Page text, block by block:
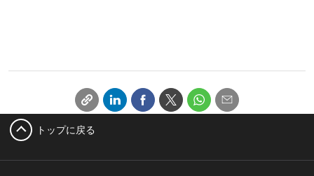
トップに戻る